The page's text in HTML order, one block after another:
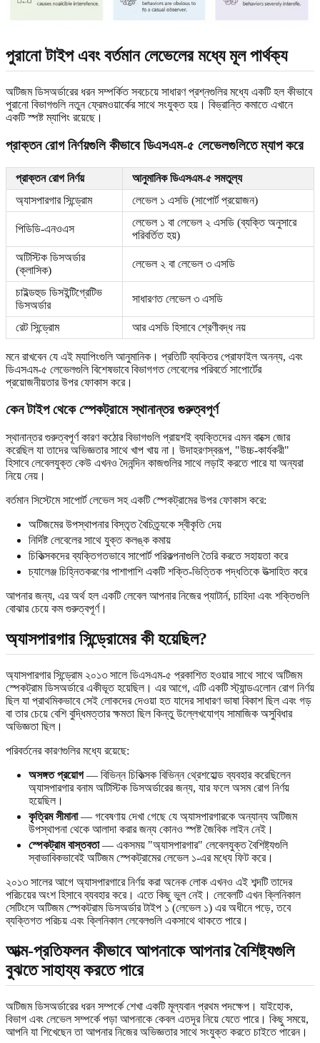
পুরানো টাইপ এবং বর্তমান লেভেলের মধ্যে মূল পার্থক্য
অটিজম ডিসঅর্ডারের ধরন সম্পর্কিত সবচেয়ে সাধারণ প্রশ্নগুলির মধ্যে একটি হল কীভাবে
পুরানো বিভাগগুলি নতুন ফ্রেমওয়ার্কের সাথে সংযুক্ত হয়। বিভ্রান্তি কমাতে এখানে
একটি স্পষ্ট ম্যাপিং রয়েছে।
প্রাক্তন রোগ নির্ণয়গুলি কীভাবে ডিএসএম-৫ লেভেলগুলিতে ম্যাপ করে
প্রাক্তন রোগ নির্ণয়
আনুমানিক ডিএসএম-৫ সমতুল্য
অ্যাসপারগার সিন্ড্রোম
লেভেল ১ এসডি (সাপোর্ট প্রয়োজন)
পিডিডি-এনওএস
লেভেল ১ বা লেভেল ২ এসডি (ব্যক্তি অনুসারে
পরিবর্তিত হয়)
অটিস্টিক ডিসঅর্ডার
(ক্লাসিক)
লেভেল ২ বা লেভেল ৩ এসডি
চাইল্ডহুড ডিসইন্টিগ্রেটিভ
ডিসঅর্ডার
সাধারণত লেভেল ৩ এসডি
রেট সিন্ড্রোম আর এসডি হিসাবে শ্রেণীবদ্ধ নয়
মনে রাখবেন যে এই ম্যাপিংগুলি আনুমানিক। প্রতিটি ব্যক্তির প্রোফাইল অনন্য, এবং
ডিএসএম-৫ লেভেলগুলি বিশেষভাবে বিভাগগত লেবেলের পরিবর্তে সাপোর্টের
প্রয়োজনীয়তার উপর ফোকাস করে।
কেন টাইপ থেকে স্পেকট্রামে স্থানান্তর গুরুত্বপূর্ণ
স্থানান্তর গুরুত্বপূর্ণ কারণ কঠোর বিভাগগুলি প্রায়শই ব্যক্তিদের এমন বাক্সে জোর
করেছিল যা তাদের অভিজ্ঞতার সাথে খাপ খায় না। উদাহরণস্বরূপ, "উচ্চ-কার্যকরী"
হিসাবে লেবেলযুক্ত কেউ এখনও দৈনন্দিন কাজগুলির সাথে লড়াই করতে পারে যা অন্যরা
নিয়ে নেয়।
বর্তমান সিস্টেমে সাপোর্ট লেভেল সহ একটি স্পেকট্রামের উপর ফোকাস করে:
অটিজমের উপস্থাপনার বিস্তৃত বৈচিত্র্যকে স্বীকৃতি দেয়
নির্দিষ্ট লেবেলের সাথে যুক্ত কলঙ্ক কমায়
চিকিত্সকদের ব্যক্তিগতভাবে সাপোর্ট পরিকল্পনাগুলি তৈরি করতে সহায়তা করে
চ্যালেঞ্জ চিহ্নিতকরণের পাশাপাশি একটি শক্তি-ভিত্তিক পদ্ধতিকে উত্সাহিত করে
আপনার জন্য, এর অর্থ হল একটি লেবেল আপনার নিজের প্যাটার্ন, চাহিদা এবং শক্তিগুলি
বোঝার চেয়ে কম গুরুত্বপূর্ণ।
অ্যাসপারগার সিন্ড্রোমের কী হয়েছিল?
অ্যাসপারগার সিন্ড্রোম ২০১৩ সালে ডিএসএম-৫ প্রকাশিত হওয়ার সাথে সাথে অটিজম
স্পেকট্রাম ডিসঅর্ডারে একীভূত হয়েছিল। এর আগে, এটি একটি স্ট্যান্ডএলোন রোগ নির্ণয়
ছিল যা প্রাথমিকভাবে সেই লোকদের দেওয়া হত যাদের সাধারণ ভাষা বিকাশ ছিল এবং গড়
বা তার চেয়ে বেশি বুদ্ধিমত্তার ক্ষমতা ছিল কিন্তু উল্লেখযোগ্য সামাজিক অসুবিধার
অভিজ্ঞতা ছিল।
পরিবর্তনের কারণগুলির মধ্যে রয়েছে:
অসঙ্গত প্রয়োগ— বিভিন্ন চিকিত্সক বিভিন্ন থ্রেশহোল্ড ব্যবহার করেছিলেন
অ্যাসপারগার বনাম অটিস্টিক ডিসঅর্ডারের জন্য, যার ফলে অসম রোগ নির্ণয়
হয়েছিল।
কৃত্রিম সীমানা— গবেষণায় দেখা গেছে যে অ্যাসপারগারকে অন্যান্য অটিজম
উপস্থাপনা থেকে আলাদা করার জন্য কোনও স্পষ্ট জৈবিক লাইন নেই।
স্পেকট্রাম বাস্তবতা— একসময় "অ্যাসপারগার" লেবেলযুক্ত বৈশিষ্ট্যগুলি
স্বাভাবিকভাবেই অটিজম স্পেকট্রামের লেভেল ১-এর মধ্যে ফিট করে।
২০১৩ সালের আগে অ্যাসপারগারে নির্ণয় করা অনেক লোক এখনও এই শব্দটি তাদের
পরিচয়ের অংশ হিসাবে ব্যবহার করে। এতে কিছু ভুল নেই। লেবেলটি এখন ক্লিনিকাল
সেটিংসে অটিজম স্পেকট্রাম ডিসঅর্ডার টাইপ ১ (লেভেল ১) এর অধীনে পড়ে, তবে
ব্যক্তিগত পরিচয় এবং ক্লিনিকাল লেবেলগুলি একসাথে থাকতে পারে।
আত্ম-প্রতিফলন কীভাবে আপনাকে আপনার বৈশিষ্ট্যগুলি
বুঝতে সাহায্য করতে পারে
অটিজম ডিসঅর্ডারের ধরন সম্পর্কে শেখা একটি মূল্যবান প্রথম পদক্ষেপ। যাইহোক,
বিভাগ এবং লেভেল সম্পর্কে পড়া আপনাকে কেবল এতদূর নিয়ে যেতে পারে। কিছু সময়ে,
আপনি যা শিখেছেন তা আপনার নিজের অভিজ্ঞতার সাথে সংযুক্ত করতে চাইতে পারেন।